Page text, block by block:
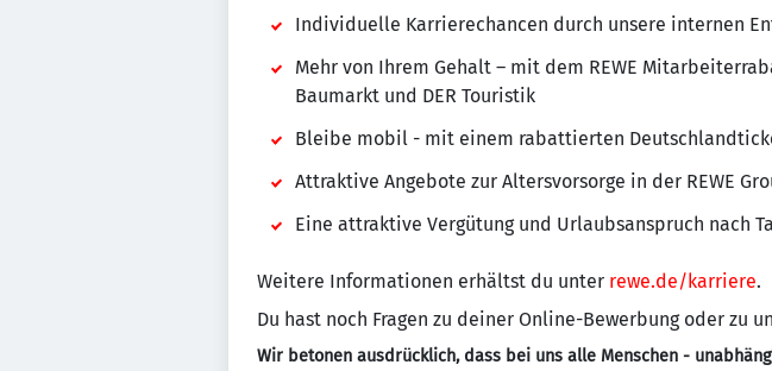
Individuelle Karrierechancen durch unsere internen
Mehr von Ihrem Gehalt – mit dem REWE
Baumarkt und DER Touristik
Bleibe mobil - mit einem rabattierten
Attraktive Angebote zur Altersvorsorge in der REWE
Eine attraktive Vergütung und Urlaubsanspruch nach
Weitere Informationen erhältst du unter rewe.de/karriere.
Du hast noch Fragen zu deiner Online-Bewerbung oder zu
Wir betonen ausdrücklich, dass bei uns alle Menschen -